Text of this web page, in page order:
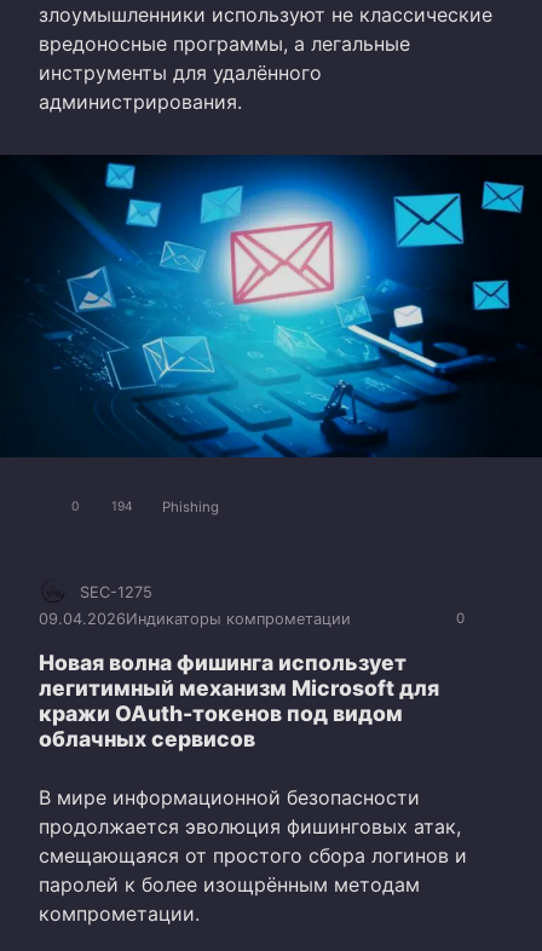
злоумышленники используют не классические
вредоносные программы, а легальные
инструменты для удалённого
администрирования.
0 194 Phishing
0
SEC-1275
09.04.2026Индикаторы компрометации
Новая волна фишинга использует
легитимный механизм Microsoft для
кражи OAuth-токенов под видом
облачных сервисов
В мире информационной безопасности
продолжается эволюция фишинговых атак,
смещающаяся от простого сбора логинов и
паролей к более изощрённым методам
компрометации.